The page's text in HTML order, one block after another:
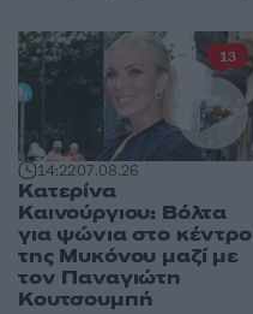
14:2207.08.26
Κατερίνα
Καινούργιου: Βόλτα
για ψώνια στο κέντρο
της Μυκόνου μαζί με
τον Παναγιώτη
Κουτσουμπή
13